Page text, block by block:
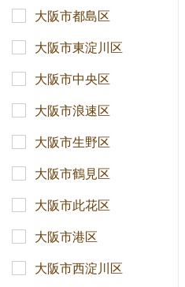
大阪市都島区
大阪市東淀川区
大阪市中央区
大阪市浪速区
大阪市生野区
大阪市鶴見区
大阪市此花区
大阪市港区
大阪市西淀川区